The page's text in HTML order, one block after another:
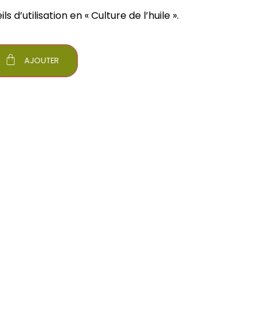
d’utilisation en « Culture de l’huile ».
AJOUTER